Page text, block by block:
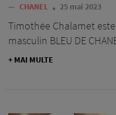
— CHANEL 25 mai 2023
Timothée Chalamet
masculin BLEU DE
+ MAI MULTE